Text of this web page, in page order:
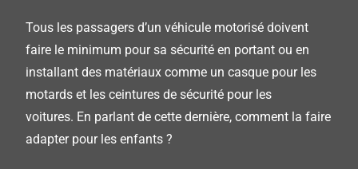
Tous les passagers d’un véhicule motorisé doivent
faire le minimum pour sa sécurité en portant ou en
installant des matériaux comme un casque pour les
motards et les ceintures de sécurité pour les
voitures. En parlant de cette dernière, comment la faire
adapter pour les enfants ?